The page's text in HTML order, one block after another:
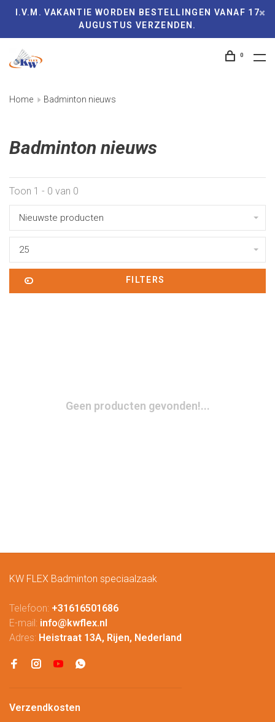
I.V.M. VAKANTIE WORDEN BESTELLINGEN VANAF 17
AUGUSTUS VERZENDEN.
0
Home Badminton nieuws
Badminton nieuws
Toon 1 - 0 van 0
Nieuwste producten
25
FILTERS
Geen producten gevonden!...
KW FLEX Badminton speciaalzaak
Telefoon: +31616501686
E-mail: info@kwflex.nl
Adres: Heistraat 13A, Rijen, Nederland
Verzendkosten